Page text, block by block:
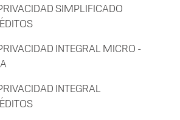
SIMPLIFICADO
INTEGRAL MICRO -
INTEGRAL